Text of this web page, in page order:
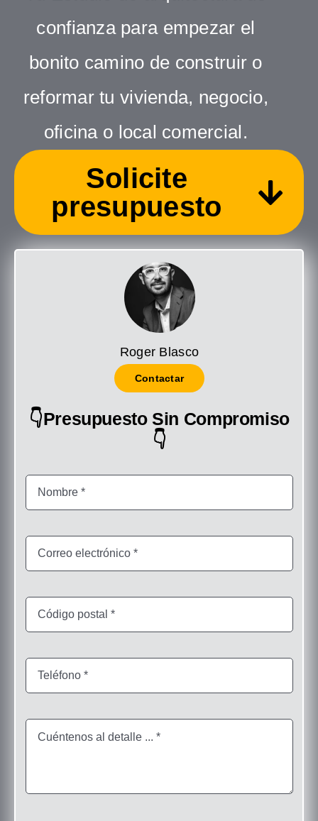
confianza para empezar el
bonito camino de construir o
reformar tu vivienda, negocio,
oficina o local comercial.
Solicite
presupuesto
Roger Blasco
Contactar
👇Presupuesto Sin Compromiso
👇